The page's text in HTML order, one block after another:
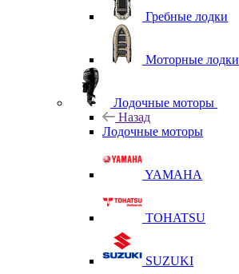
Гребные лодки
Моторные лодки
Лодочные моторы
Назад
Лодочные моторы
YAMAHA
TOHATSU
SUZUKI